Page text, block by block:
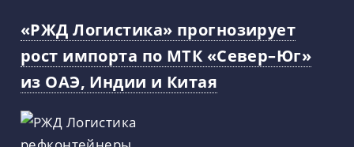
«РЖД Логистика» прогнозирует
рост импорта по МТК «Север–Юг»
из ОАЭ, Индии и Китая